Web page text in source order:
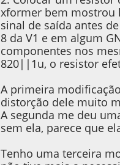
xformer bem mostrou
sinal de saída antes
8 da V1 e em algum
componentes nos
820||1u, o resistor
A primeira
distorção dele muito
A segunda me deu
sem ela, parece que
Tenho uma terceira